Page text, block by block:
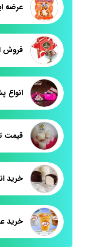
عرضه
فروش
انواع
قیمت
خرید
خرید